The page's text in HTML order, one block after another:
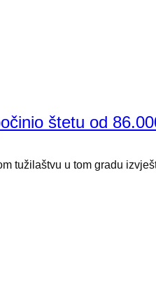
štetu od
tužilaštvu u tom gradu